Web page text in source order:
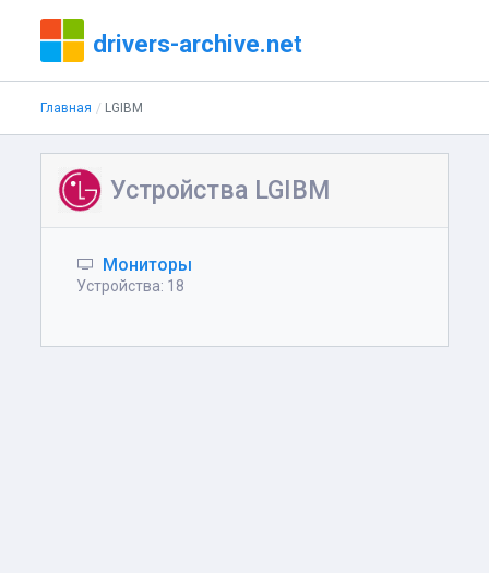
drivers-archive.net
Главная LGIBM
Устройства LGIBM
Мониторы
Устройства: 18